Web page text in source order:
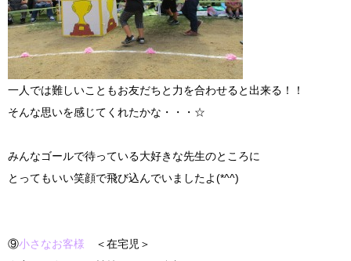
一人では難しいこともお友だちと力を合わせると出来る！！
そんな思いを感じてくれたかな・・・☆
みんなゴールで待っている大好きな先生のところに
とってもいい笑顔で飛び込んでいましたよ(*^^)
⑨小さなお客様 ＜在宅児＞